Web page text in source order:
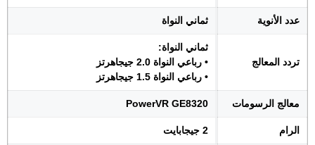
عدد الأنوية ثماني النواة
تردد المعالج
ثماني النواة:
• رباعي النواة 2.0 جيجاهرتز
• رباعي النواة 1.5 جيجاهرتز
معالج الرسومات PowerVR GE8320
الرام 2 جيجابايت